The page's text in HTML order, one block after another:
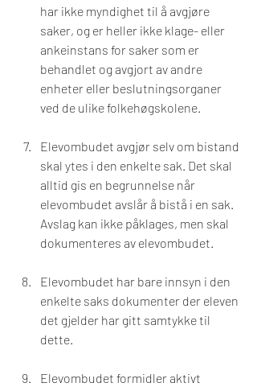
har ikke myndighet til å avgjøre
saker, og er heller ikke klage- eller
ankeinstans for saker som er
behandlet og avgjort av andre
enheter eller beslutningsorganer
ved de ulike folkehøgskolene.
Elevombudet avgjør selv om bistand
skal ytes i den enkelte sak. Det skal
alltid gis en begrunnelse når
elevombudet avslår å bistå i en sak.
Avslag kan ikke påklages, men skal
dokumenteres av elevombudet.
Elevombudet har bare innsyn i den
enkelte saks dokumenter der eleven
det gjelder har gitt samtykke til
dette.
Elevombudet formidler aktivt